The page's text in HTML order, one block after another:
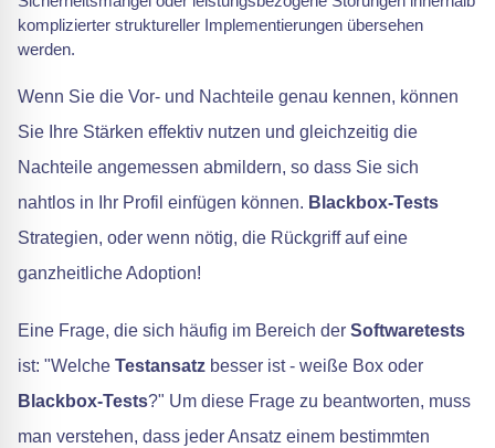
komplizierter struktureller Implementierungen übersehen
werden.
Wenn Sie die Vor- und Nachteile genau kennen, können
Sie Ihre Stärken effektiv nutzen und gleichzeitig die
Nachteile angemessen abmildern, so dass Sie sich
nahtlos in Ihr Profil einfügen können. Blackbox-Tests
Strategien, oder wenn nötig, die Rückgriff auf eine
ganzheitliche Adoption!
Eine Frage, die sich häufig im Bereich der Softwaretests
ist: "Welche Testansatz besser ist - weiße Box oder
Blackbox-Tests?" Um diese Frage zu beantworten, muss
man verstehen, dass jeder Ansatz einem bestimmten